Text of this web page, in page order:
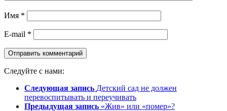
Имя *
E-mail *
Следуйте с нами:
Следующая запись Детский сад не должен
перевоспитывать и переучивать
Предыдущая запись «Жив» или «помер»?